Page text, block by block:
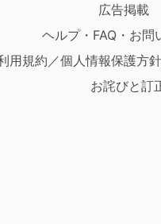
広告掲載
ヘルプ・FAQ・お問
用規約／個人情報保護方
お詫びと訂